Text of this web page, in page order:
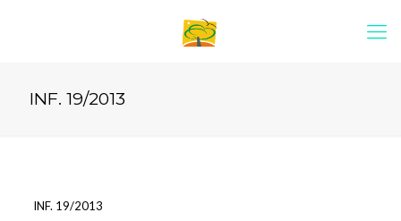
INF. 19/2013
INF. 19/2013